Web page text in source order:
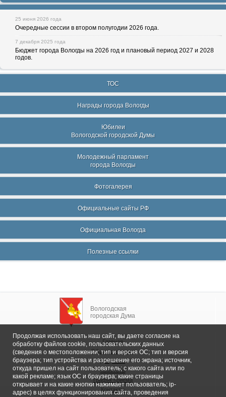
25 июня 2026 года
Очередные сессии в втором полугодии 2026 года.
7 декабря 2025 года
Бюджет города Вологды на 2026 год и плановый период 2027 и 2028
годов.
ТОС
Награды города Вологды
Юбилеи
Вологодской городской Думы
Молодежный парламент
города Вологды
Фотогалерея
Официальные сайты РФ
Официальная Вологда
Полезные ссылки
Вологодская
городская Дума
Главная
Общие сведения
Депутаты
Комитеты
График приема
Контакты
Продолжая использовать наш сайт, вы даете согласие на
обработку файлов cookie, пользовательских данных
(сведения о местоположении; тип и версия ОС; тип и версия
браузера; тип устройства и разрешение его экрана; источник,
откуда пришел на сайт пользователь; с какого сайта или по
какой рекламе; язык ОС и браузера; какие страницы
открывает и на какие кнопки нажимает пользователь; ip-
адрес) в целях функционирования сайта, проведения